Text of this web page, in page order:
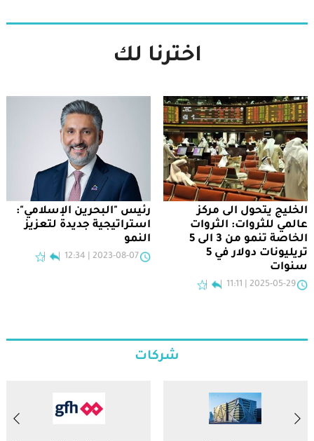
اخترنا لك
الخليج يتحول الى مركز
عالمي للثروات: الثروات
الخاصة تنمو من 3 الى 5
تريليونات دولار في 5
سنوات
2025-05-29 | 11:11
رئيس "البحرين الإسلامي":
استراتيجية جديدة لتعزيز
النمو
2023-08-07 | 12:34
شركات